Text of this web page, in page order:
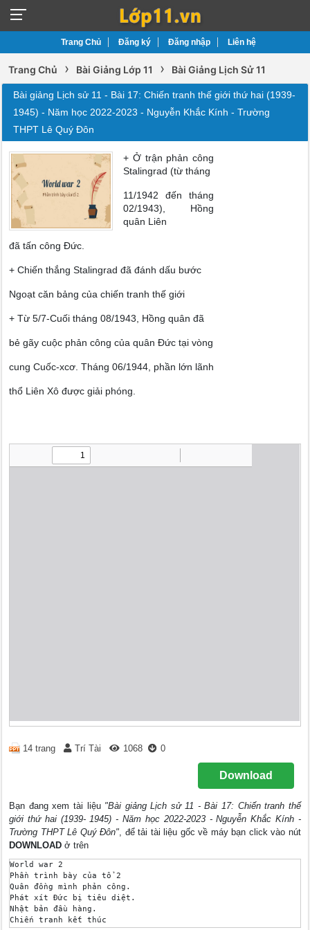
Trang Chủ Đăng ký Đăng nhập Liên hệ
Trang Chủ › Bài Giảng Lớp 11 › Bài Giảng Lịch Sử 11
Bài giảng Lịch sử 11 - Bài 17: Chiến tranh thế giới thứ hai (1939-
1945) - Năm học 2022-2023 - Nguyễn Khắc Kính - Trường
THPT Lê Quý Đôn
+ Ở trận phản công
Stalingrad (từ tháng
11/1942 đến tháng
02/1943), Hồng
quân Liên
đã tấn công Đức.
+ Chiến thắng Stalingrad đã đánh dấu bước
Ngoạt căn bảng của chiến tranh thế giới
+ Từ 5/7-Cuối tháng 08/1943, Hồng quân đã
bẻ gãy cuộc phản công của quân Đức tại vòng
cung Cuốc-xcơ. Tháng 06/1944, phần lớn lãnh
thổ Liên Xô được giải phóng.
14 trang Trí Tài 1068 0
Download
Bạn đang xem tài liệu "Bài giảng Lịch sử 11 - Bài 17: Chiến tranh thế
giới thứ hai (1939- 1945) - Năm học 2022-2023 - Nguyễn Khắc Kính -
Trường THPT Lê Quý Đôn", để tải tài liệu gốc về máy bạn click vào nút
DOWNLOAD ở trên
World war 2
Phần trình bày của tổ 2
Quân đồng mình phản công.
Phát xít Đức bị tiêu diệt.
Nhật bản đầu hàng.
Chiến tranh kết thúc